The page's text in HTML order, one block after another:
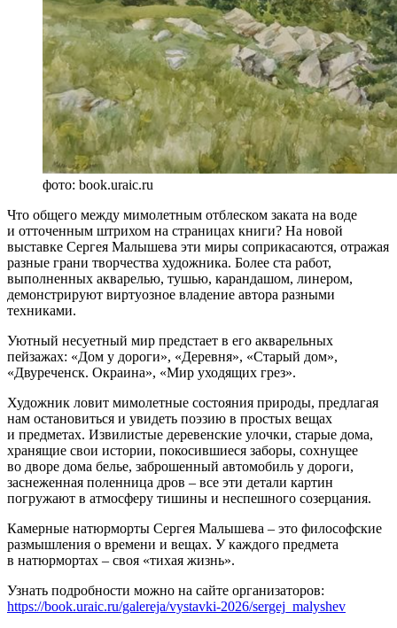
фото: book.uraic.ru
Что общего между мимолетным отблеском заката на воде
и отточенным штрихом на страницах книги? На новой
выставке Сергея Малышева эти миры соприкасаются, отражая
разные грани творчества художника. Более ста работ,
выполненных акварелью, тушью, карандашом, линером,
демонстрируют виртуозное владение автора разными
техниками.
Уютный несуетный мир предстает в его акварельных
пейзажах: «Дом у дороги», «Деревня», «Старый дом»,
«Двуреченск. Окраина», «Мир уходящих грез».
Художник ловит мимолетные состояния природы, предлагая
нам остановиться и увидеть поэзию в простых вещах
и предметах. Извилистые деревенские улочки, старые дома,
хранящие свои истории, покосившиеся заборы, сохнущее
во дворе дома белье, заброшенный автомобиль у дороги,
заснеженная поленница дров – все эти детали картин
погружают в атмосферу тишины и неспешного созерцания.
Камерные натюрморты Сергея Малышева – это философские
размышления о времени и вещах. У каждого предмета
в натюрмортах – своя «тихая жизнь».
Узнать подробности можно на сайте организаторов:
https://book.uraic.ru/galereja/vystavki-2026/sergej_malyshev